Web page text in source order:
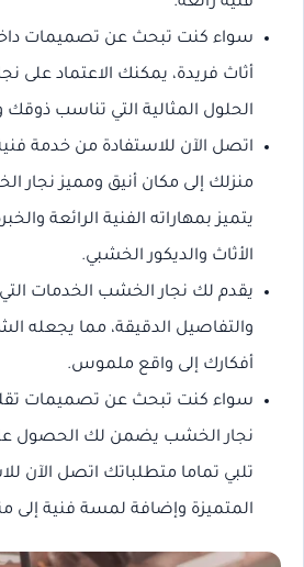
سواء كنت تبحث عن تصميمات
أثاث فريدة، يمكنك الاعتماد على
الحلول المثالية التي تناسب ذوقك
اتصل الآن للاستفادة من خدمة
منزلك إلى مكان أنيق ومميز نجار
يتميز بمهاراته الفنية الرائعة
الأثاث والديكور الخشبي.
يقدم لك نجار الخشب الخدمات التي
والتفاصيل الدقيقة، مما يجعله
أفكارك إلى واقع ملموس.
سواء كنت تبحث عن تصميمات
نجار الخشب يضمن لك الحصول
تلبي تماما متطلباتك اتصل الآن
المتميزة وإضافة لمسة فنية إلى